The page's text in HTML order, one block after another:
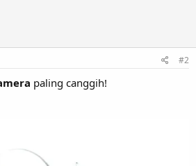
#2
paling canggih!